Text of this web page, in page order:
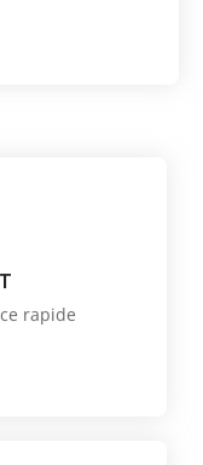
rapide
pour la